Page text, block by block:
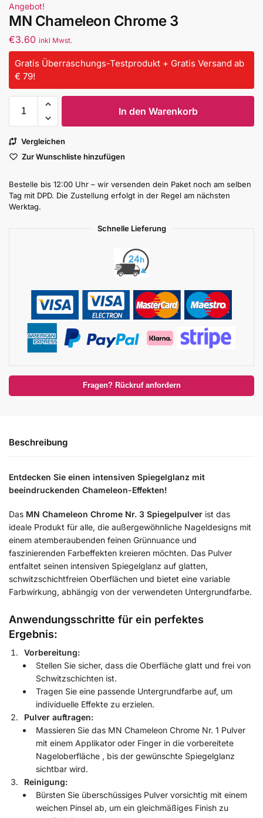
Angebot!
MN Chameleon Chrome 3
€3.60 inkl Mwst.
Gratis Überraschungs-Testprodukt + Gratis Versand ab
€ 79!
In den Warenkorb
Vergleichen
Zur Wunschliste hinzufügen
Bestelle bis 12:00 Uhr – wir versenden dein Paket noch am selben
Tag mit DPD. Die Zustellung erfolgt in der Regel am nächsten
Werktag.
Schnelle Lieferung
Fragen? Rückruf anfordern
Beschreibung
Entdecken Sie einen intensiven Spiegelglanz mit
beeindruckenden Chameleon-Effekten!
Das MN Chameleon Chrome Nr. 3 Spiegelpulver ist das
ideale Produkt für alle, die außergewöhnliche Nageldesigns mit
einem atemberaubenden feinen Grünnuance und
faszinierenden Farbeffekten kreieren möchten. Das Pulver
entfaltet seinen intensiven Spiegelglanz auf glatten,
schwitzschichtfreien Oberflächen und bietet eine variable
Farbwirkung, abhängig von der verwendeten Untergrundfarbe.
Anwendungsschritte für ein perfektes
Ergebnis:
Vorbereitung:
Stellen Sie sicher, dass die Oberfläche glatt und frei von
Schwitzschichten ist.
Tragen Sie eine passende Untergrundfarbe auf, um
individuelle Effekte zu erzielen.
Pulver auftragen:
Massieren Sie das MN Chameleon Chrome Nr. 1 Pulver
mit einem Applikator oder Finger in die vorbereitete
Nageloberfläche , bis der gewünschte Spiegelglanz
sichtbar wird.
Reinigung:
Bürsten Sie überschüssiges Pulver vorsichtig mit einem
weichen Pinsel ab, um ein gleichmäßiges Finish zu